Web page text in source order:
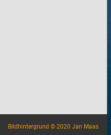
Bildhintergrund © 2020 Jan Maas